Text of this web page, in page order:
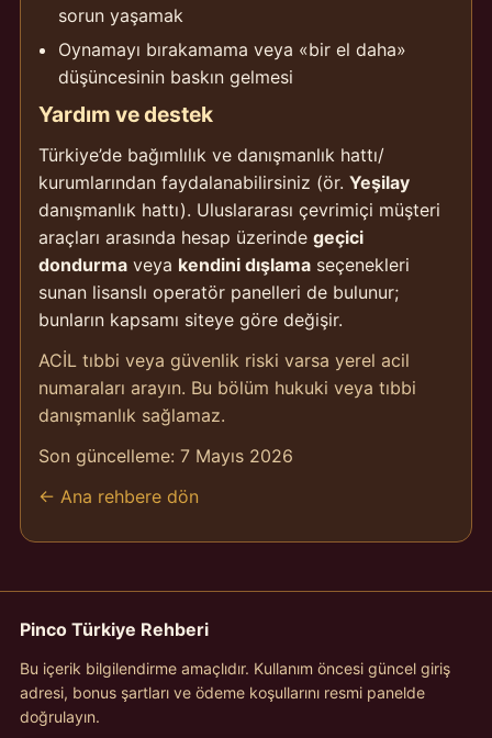
sorun yaşamak
Oynamayı bırakamama veya «bir el daha»
düşüncesinin baskın gelmesi
Yardım ve destek
Türkiye’de bağımlılık ve danışmanlık hattı/
kurumlarından faydalanabilirsiniz (ör. Yeşilay
danışmanlık hattı). Uluslararası çevrimiçi müşteri
araçları arasında hesap üzerinde geçici
dondurmaveya kendini dışlamaseçenekleri
sunan lisanslı operatör panelleri de bulunur;
bunların kapsamı siteye göre değişir.
ACİL tıbbi veya güvenlik riski varsa yerel acil
numaraları arayın. Bu bölüm hukuki veya tıbbi
danışmanlık sağlamaz.
Son güncelleme: 7 Mayıs 2026
← Ana rehbere dön
Pinco Türkiye Rehberi
Bu içerik bilgilendirme amaçlıdır. Kullanım öncesi güncel giriş
adresi, bonus şartları ve ödeme koşullarını resmi panelde
doğrulayın.